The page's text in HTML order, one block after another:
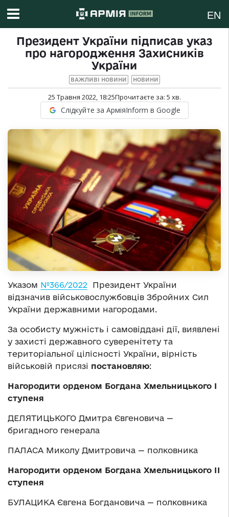
EN
Президент України підписав указ
про нагородження Захисників
України
ВАЖЛИВІ НОВИНИ НОВИНИ
25 Травня 2022, 18:25Прочитаєте за: 5 хв.
Слідкуйте за АрміяInform в Google
Указом №366/2022 Президент України
відзначив військовослужбовців Збройних Сил
України державними нагородами.
За особисту мужність і самовіддані дії, виявлені
у захисті державного суверенітету та
територіальної цілісності України, вірність
військовій присязі постановляю:
Нагородити орденом Богдана Хмельницького І
ступеня
ДЕЛЯТИЦЬКОГО Дмитра Євгеновича —
бригадного генерала
ПАЛАСА Миколу Дмитровича — полковника
Нагородити орденом Богдана Хмельницького ІІ
ступеня
БУЛАЦИКА Євгена Богдановича — полковника